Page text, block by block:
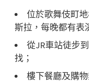
位於歌舞伎町
斯拉，每晚都有表
從JR車站徒步
找；
樓下餐廳及購